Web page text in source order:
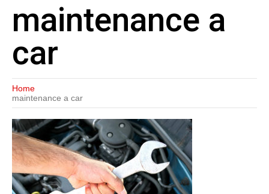
maintenance a
car
Home
maintenance a car